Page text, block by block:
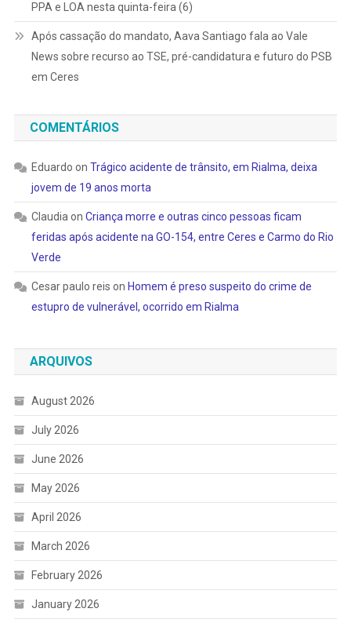
PPA e LOA nesta quinta-feira (6)
Após cassação do mandato, Aava Santiago fala ao Vale
News sobre recurso ao TSE, pré-candidatura e futuro do PSB
em Ceres
COMENTÁRIOS
Eduardo on Trágico acidente de trânsito, em Rialma, deixa
jovem de 19 anos morta
Claudiaon Criança morre e outras cinco pessoas ficam
feridas após acidente na GO-154, entre Ceres e Carmo do Rio
Verde
Cesar paulo reis on Homem é preso suspeito do crime de
estupro de vulnerável, ocorrido em Rialma
ARQUIVOS
August 2026
July 2026
June 2026
May 2026
April 2026
March 2026
February 2026
January 2026